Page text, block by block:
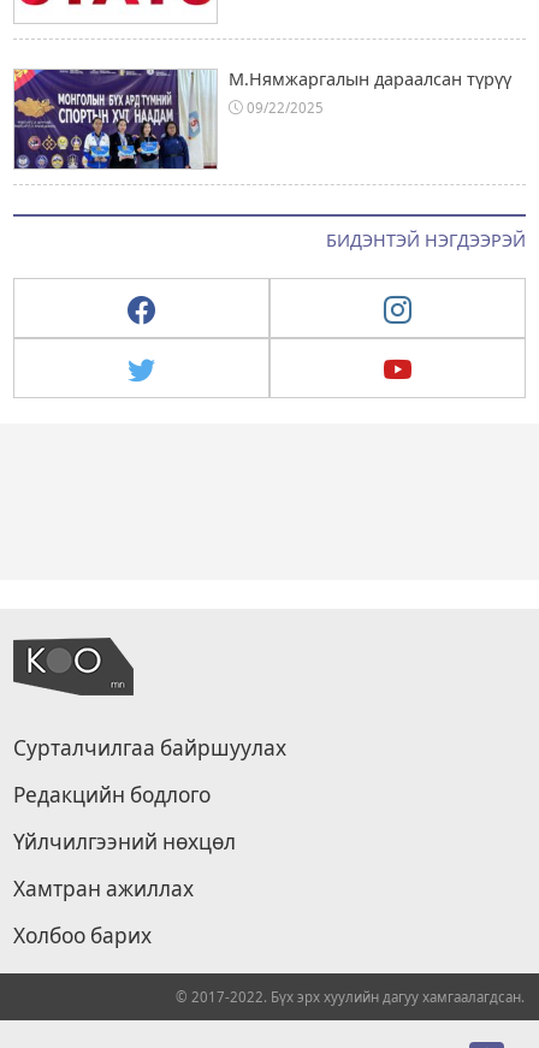
М.Нямжаргалын дараалсан түрүү
09/22/2025
БИДЭНТЭЙ НЭГДЭЭРЭЙ
Сурталчилгаа байршуулах
Редакцийн бодлого
Үйлчилгээний нөхцөл
Хамтран ажиллах
Холбоо барих
© 2017-2022. Бүх эрх хуулийн дагуу хамгаалагдсан.